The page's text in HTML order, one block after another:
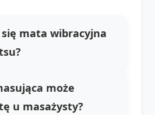
się mata wibracyjna
może
u masażysty?